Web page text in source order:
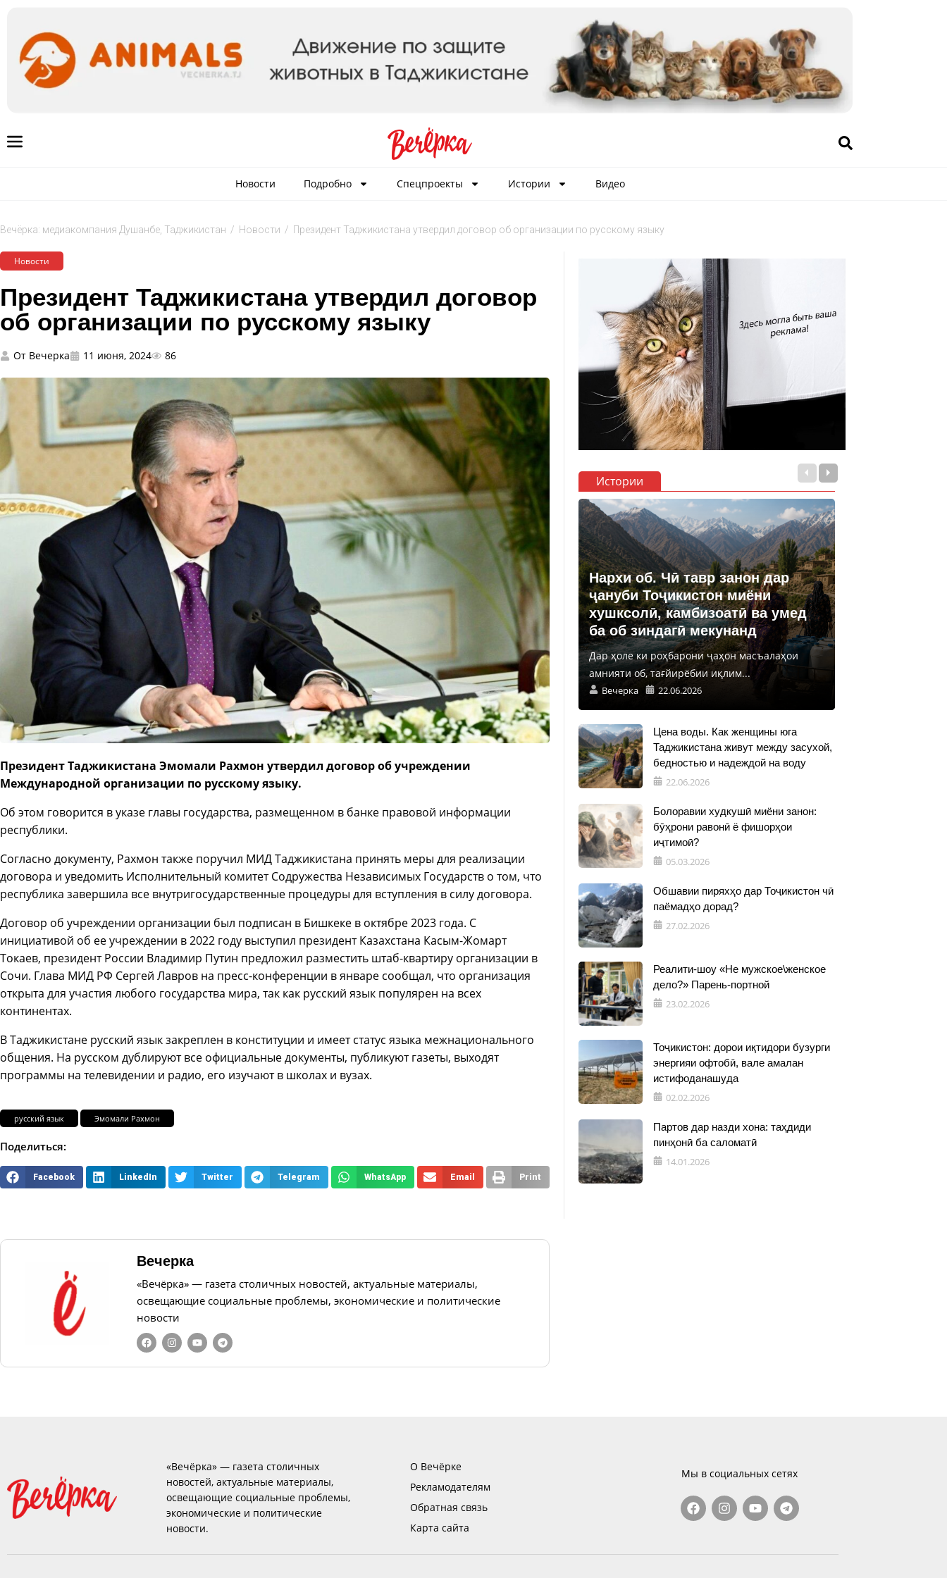
Новости Подробно Спецпроекты Истории Видео
Вечёрка: медиакомпания Душанбе, Таджикистан / Новости / Президент Таджикистана утвердил договор об организации по русскому языку
Новости
Президент Таджикистана утвердил договор
об организации по русскому языку
От Вечерка 11 июня, 2024 86
Президент Таджикистана Эмомали Рахмон утвердил договор об учреждении
Международной организации по русскому языку.
Об этом говорится в указе главы государства, размещенном в банке правовой информации
республики.
Согласно документу, Рахмон также поручил МИД Таджикистана принять меры для реализации
договора и уведомить Исполнительный комитет Содружества Независимых Государств о том, что
республика завершила все внутригосударственные процедуры для вступления в силу договора.
Договор об учреждении организации был подписан в Бишкеке в октябре 2023 года. С
инициативой об ее учреждении в 2022 году выступил президент Казахстана Касым-Жомарт
Токаев, президент России Владимир Путин предложил разместить штаб-квартиру организации в
Сочи. Глава МИД РФ Сергей Лавров на пресс-конференции в январе сообщал, что организация
открыта для участия любого государства мира, так как русский язык популярен на всех
континентах.
В Таджикистане русский язык закреплен в конституции и имеет статус языка межнационального
общения. На русском дублируют все официальные документы, публикуют газеты, выходят
программы на телевидении и радио, его изучают в школах и вузах.
русский язык Эмомали Рахмон
Поделиться:
Facebook LinkedIn Twitter Telegram WhatsApp Email Print
Вечерка
«Вечёрка» — газета столичных новостей, актуальные материалы,
освещающие социальные проблемы, экономические и политические
новости
Истории
Нархи об. Чӣ тавр занон дар
ҷануби Тоҷикистон миёни
хушксолӣ, камбизоатӣ ва умед
ба об зиндагӣ мекунанд
Дар ҳоле ки роҳбарони ҷаҳон масъалаҳои
амнияти об, тағйирёбии иқлим...
Вечерка 22.06.2026
Цена воды. Как женщины юга
Таджикистана живут между засухой,
бедностью и надеждой на воду
22.06.2026
Болоравии худкушӣ миёни занон:
бӯҳрони равонӣ ё фишорҳои
иҷтимоӣ?
05.03.2026
Обшавии пиряхҳо дар Тоҷикистон чӣ
паёмадҳо дорад?
27.02.2026
Реалити-шоу «Не мужское\женское
дело?» Парень-портной
23.02.2026
Тоҷикистон: дорои иқтидори бузурги
энергияи офтобӣ, вале амалан
истифоданашуда
02.02.2026
Партов дар назди хона: таҳдиди
пинҳонӣ ба саломатӣ
14.01.2026
«Вечёрка» — газета столичных
новостей, актуальные материалы,
освещающие социальные проблемы,
экономические и политические
новости.
О Вечёрке
Рекламодателям
Обратная связь
Карта сайта
Мы в социальных сетях